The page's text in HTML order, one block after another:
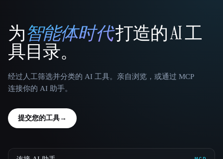
That AI Collection
为智能体时代打造的 AI 工
具目录。
经过人工筛选并分类的 AI 工具。亲自浏览，或通过 MCP
连接你的 AI 助手。
提交您的工具→